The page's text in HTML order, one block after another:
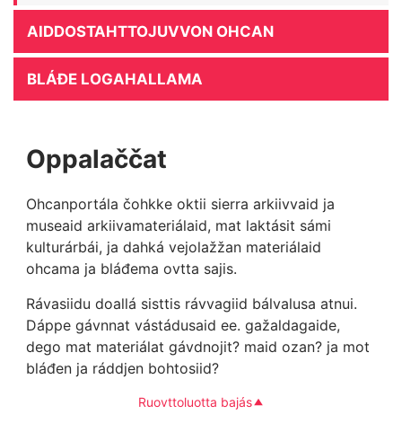
AIDDOSTAHTTOJUVVON OHCAN
BLÁĐE LOGAHALLAMA
Oppalaččat
Ohcanportála čohkke oktii sierra arkiivvaid ja
museaid arkiivamateriálaid, mat laktásit sámi
kulturárbái, ja dahká vejolažžan materiálaid
ohcama ja bláđema ovtta sajis.
Rávasiidu doallá sisttis rávvagiid bálvalusa atnui.
Dáppe gávnnat vástádusaid ee. gažaldagaide,
dego mat materiálat gávdnojit? maid ozan? ja mot
bláđen ja ráddjen bohtosiid?
Ruovttoluotta bajás